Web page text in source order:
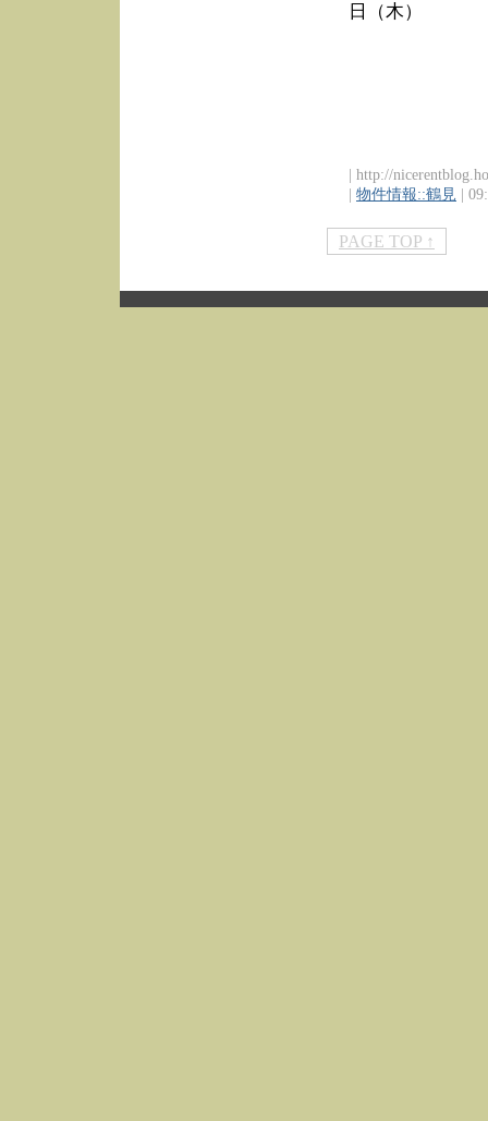
日（木）
| http://
| 物件情報::鶴見 |
PAGE TOP ↑